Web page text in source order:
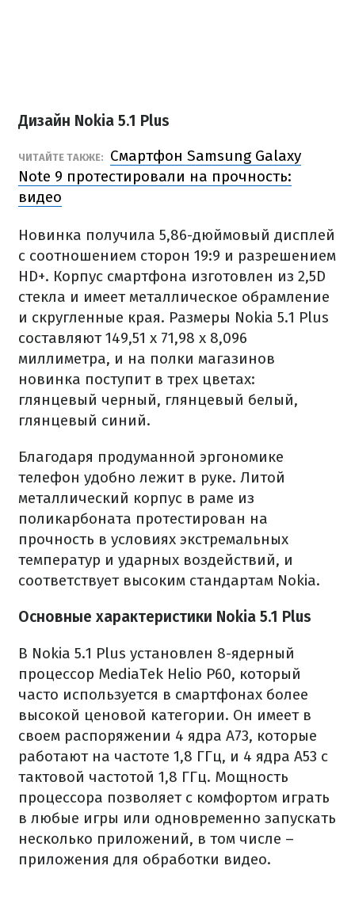
Дизайн Nokia 5.1 Plus
ЧИТАЙТЕ ТАКЖЕ:
Смартфон Samsung Galaxy
Note 9 протестировали на прочность:
видео
Новинка получила 5,86-дюймовый дисплей
с соотношением сторон 19:9 и разрешением
HD+. Корпус смартфона изготовлен из 2,5D
стекла и имеет металлическое обрамление
и скругленные края. Размеры Nokia 5.1 Plus
составляют 149,51 x 71,98 x 8,096
миллиметра, и на полки магазинов
новинка поступит в трех цветах:
глянцевый черный, глянцевый белый,
глянцевый синий.
Благодаря продуманной эргономике
телефон удобно лежит в руке. Литой
металлический корпус в раме из
поликарбоната протестирован на
прочность в условиях экстремальных
температур и ударных воздействий, и
соответствует высоким стандартам Nokia.
Основные характеристики Nokia 5.1 Plus
В Nokia 5.1 Plus установлен 8-ядерный
процессор MediaTek Helio P60, который
часто используется в смартфонах более
высокой ценовой категории. Он имеет в
своем распоряжении 4 ядра A73, которые
работают на частоте 1,8 ГГц, и 4 ядра A53 с
тактовой частотой 1,8 ГГц. Мощность
процессора позволяет с комфортом играть
в любые игры или одновременно запускать
несколько приложений, в том числе –
приложения для обработки видео.